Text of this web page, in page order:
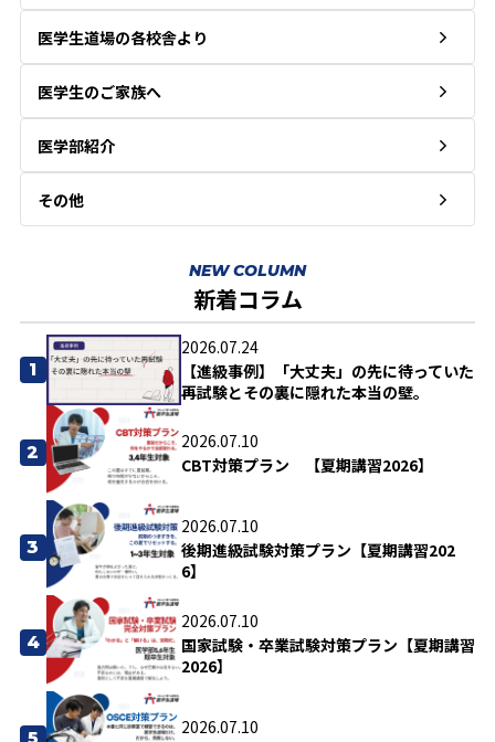
医学生道場の各校舎より
医学生のご家族へ
医学部紹介
その他
NEW COLUMN
新着コラム
1
2026.07.24
【進級事例】「大丈夫」の先に待っていた
再試験とその裏に隠れた本当の壁。
2
2026.07.10
CBT対策プラン 【夏期講習2026】
3
2026.07.10
後期進級試験対策プラン【夏期講習202
6】
4
2026.07.10
国家試験・卒業試験対策プラン【夏期講習
2026】
2026.07.10